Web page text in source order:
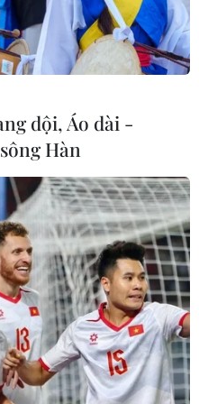
Yongbyon của Triều Tiên.
TTXVN)
thử vũ khí dẫn
4, Bộ Chỉ huy
dội, Áo dài -
Hàn